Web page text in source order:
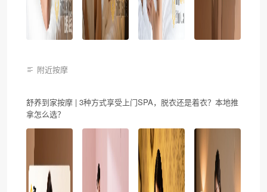
附近按摩
舒养到家按摩 | 3种方式享受上门SPA，脱衣还是着衣？本地推
拿怎么选？